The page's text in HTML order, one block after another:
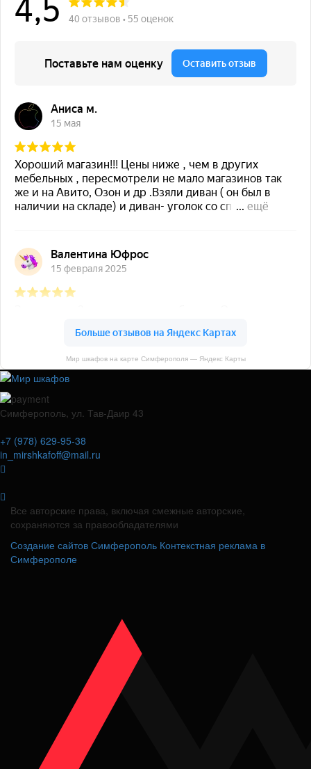
Мир шкафов на карте Симферополя — Яндекс Карты
Симферополь, ул. Тав-Даир 43
+7 (978) 629-95-38
in_mirshkafoff@mail.ru
Все авторские права, включая смежные авторские,
сохраняются за правообладателями
Создание сайтов Симферополь Контекстная реклама в
Симферополе